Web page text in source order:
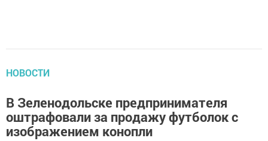
НОВОСТИ
В Зеленодольске предпринимателя
оштрафовали за продажу футболок с
изображением конопли